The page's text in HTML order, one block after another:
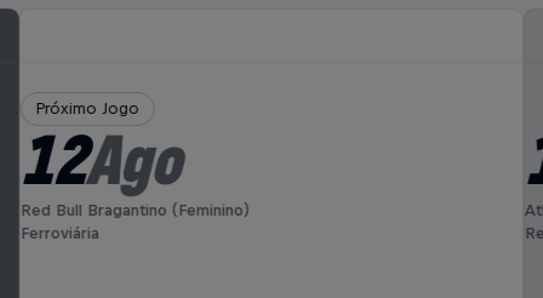
Próximo Jogo
12Ago
Red Bull Bragantino (Feminino)
Ferroviária